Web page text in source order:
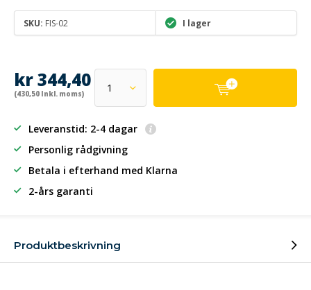
SKU: FIS-02 I lager
kr 344,40
(430,50 Inkl. moms)
Leveranstid: 2-4 dagar
Personlig rådgivning
Betala i efterhand med Klarna
2-års garanti
Produktbeskrivning